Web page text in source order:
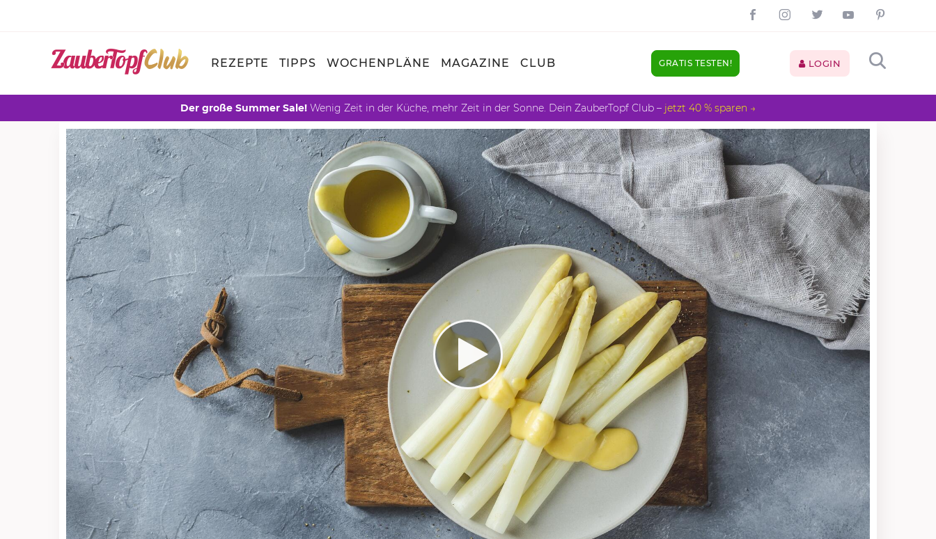
REZEPTE TIPPS WOCHENPLÄNE MAGAZINE CLUB GRATIS TESTEN! LOGIN
Der große Summer Sale! Wenig Zeit in der Küche, mehr Zeit in der Sonne. Dein ZauberTopf Club – jetzt 40 % sparen →